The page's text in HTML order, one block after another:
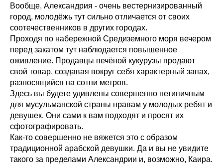
Вообще, Александрия - очень вестернизированный
город, молодёжь тут сильно отличается от своих
соотечественников в других городах.
Проходя по набережной Средиземного моря вечером
перед закатом тут наблюдается повышенное
оживление. Продавцы печёной кукурузы продают
свой товар, создавая вокруг себя характерный запах,
разносящийся на сотни метров.
Здесь вы будете удивлены совершенно нетипичным
для мусульманской страны нравам у молодых ребят и
девушек. Они сами к вам подходят и просят их
сфотографировать.
Как-то совершенно не вяжется это с образом
традиционной арабской девушки. Да и вы не увидите
такого за пределами Александрии и, возможно, Каира.